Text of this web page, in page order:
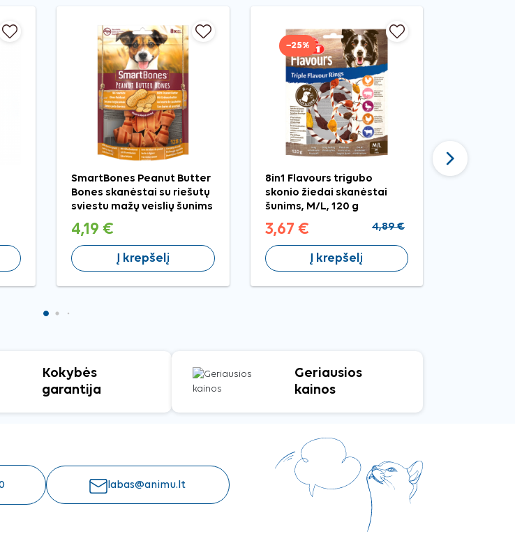
SmartBones Peanut Butter
Bones skanėstai su riešutų
sviestu mažų veislių šunims
4,19 €
Į krepšelį
−25%
8in1 Flavours trigubo
skonio žiedai skanėstai
šunims, M/L, 120 g
3,67 € 4,89 €
Į krepšelį
Kokybės
garantija
Geriausios
kainos
labas@animu.lt